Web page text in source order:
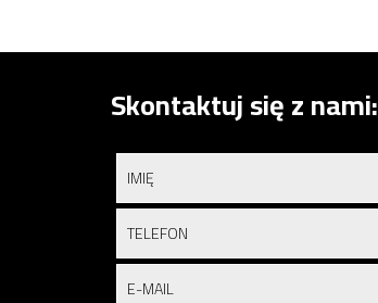
Skontaktuj się z nami: